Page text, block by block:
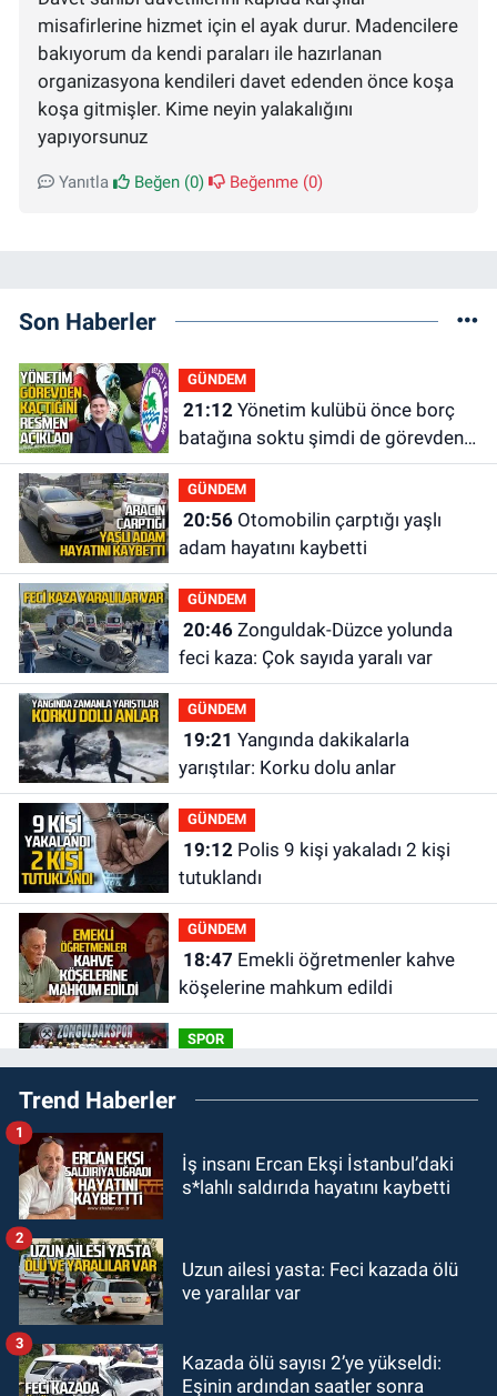
misafirlerine hizmet için el ayak durur. Madencilere
bakıyorum da kendi paraları ile hazırlanan
organizasyona kendileri davet edenden önce koşa
koşa gitmişler. Kime neyin yalakalığını
yapıyorsunuz
Yanıtla Beğen (0) Beğenme (0)
Son Haberler
GÜNDEM
21:12Yönetim kulübü önce borç
batağına soktu şimdi de görevden
kaçtığını resmen açıkladı
GÜNDEM
20:56Otomobilin çarptığı yaşlı
adam hayatını kaybetti
GÜNDEM
20:46Zonguldak-Düzce yolunda
feci kaza: Çok sayıda yaralı var
GÜNDEM
19:21
yarıştılar: Korku dolu anlar
GÜNDEM
19:12Polis 9 kişi yakaladı 2 kişi
tutuklandı
GÜNDEM
18:47
köşelerine mahkum edildi
SPOR
16:30Zonguldakspor için
muhteşem klip geliyor.
15:41Zeki Tosun ölümünün birinci
yılında mezarı başında anıldı.
15:11Kdz. Ereğli'de Mervealtı
KOZLU
Trend Haberler
İş insanı Ercan Ekşi İstanbul’daki
s*lahlı saldırıda hayatını kaybetti
1
Uzun ailesi yasta: Feci kazada ölü
ve yaralılar var
2
Kazada ölü sayısı 2’ye yükseldi:
Eşinin ardından saatler sonra
3